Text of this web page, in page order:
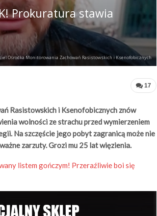
Prokuratura stawia
Ośrodka Monitorowania Zachowań Rasistowskich i Ksenofobicznych
17
Rasistowskich i Ksenofobicznych znów
wolności ze strachu przed wymierzeniem
Na szczęście jego pobyt zagranicą może nie
zarzuty. Grozi mu 25 lat więzienia.
listem gończym! Przeraźliwie boi się